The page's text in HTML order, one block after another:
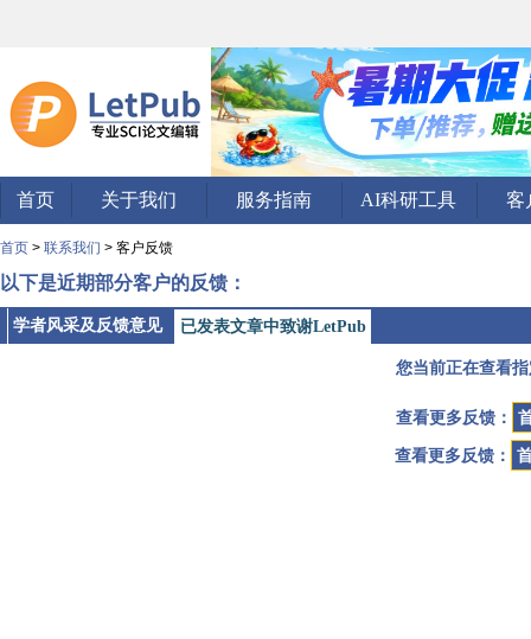
首页 关于我们 服务指南 AI科研工具 客
首页 > 联系我们 > 客户反馈
以下是近期部分客户的反馈：
学者风采及反馈意见 已发表文章中致谢LetPub
您当前正在查看
查看更多反馈：
查看更多反馈：